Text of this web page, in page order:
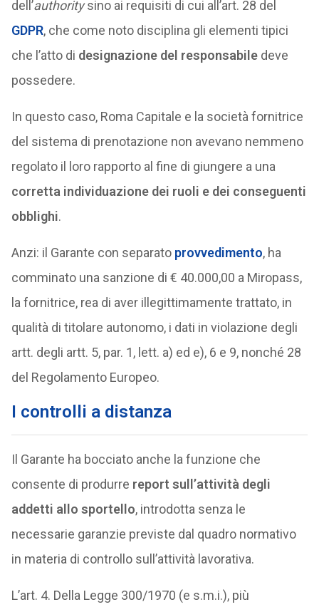
dell’authoritysino ai requisiti di cui all’art. 28 del
GDPR, che come noto disciplina gli elementi tipici
che l’atto di designazione del responsabiledeve
possedere.
In questo caso, Roma Capitale e la società fornitrice
del sistema di prenotazione non avevano nemmeno
regolato il loro rapporto al fine di giungere a una
corretta individuazione dei ruoli e dei conseguenti
obblighi.
Anzi: il Garante con separato provvedimento, ha
comminato una sanzione di € 40.000,00 a Miropass,
la fornitrice, rea di aver illegittimamente trattato, in
qualità di titolare autonomo, i dati in violazione degli
artt. degli artt. 5, par. 1, lett. a) ed e), 6 e 9, nonché 28
del Regolamento Europeo.
I controlli a distanza
Il Garante ha bocciato anche la funzione che
consente di produrre report sull’attività degli
addetti allo sportello, introdotta senza le
necessarie garanzie previste dal quadro normativo
in materia di controllo sull’attività lavorativa.
L’art. 4. Della Legge 300/1970 (e s.m.i.), più